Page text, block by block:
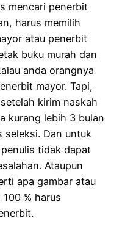
mencari penerbit
harus memilih
atau penerbit
buku murah dan
anda orangnya
mayor. Tapi,
kirim naskah
kurang lebih 3 bulan
seleksi. Dan untuk
tidak dapat
Ataupun
apa gambar atau
% harus